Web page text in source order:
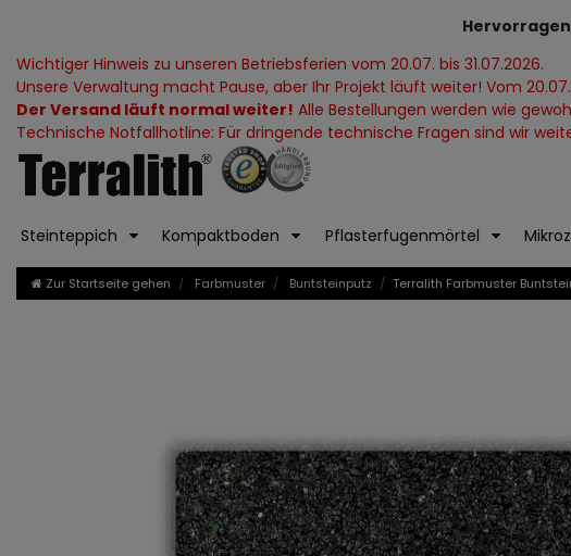
Wichtiger Hinweis zu unseren Betriebsferien vom 20.07. bis 31.07.2026.
Unsere Verwaltung macht Pause, aber Ihr Projekt läuft weiter! Vom
Der Versand läuft normal weiter! Alle Bestellungen werden wie
Technische Notfallhotline: Für dringende technische Fragen sind wir
Steinteppich Kompaktboden Pflasterfugenmörtel
Zur Startseite gehen Farbmuster Buntsteinputz Terralith Farbmuster